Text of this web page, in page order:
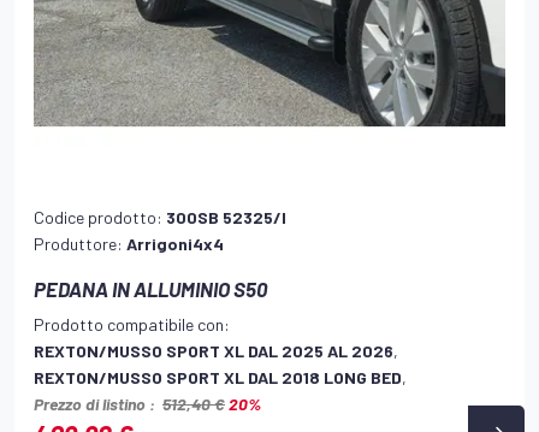
Codice prodotto: 300SB 52325/I
Produttore: Arrigoni4x4
PEDANA IN ALLUMINIO S50
Prodotto compatibile con:
REXTON/MUSSO SPORT XL DAL 2025 AL 2026,
REXTON/MUSSO SPORT XL DAL 2018 LONG BED,
Prezzo di listino : 512,40 €20%